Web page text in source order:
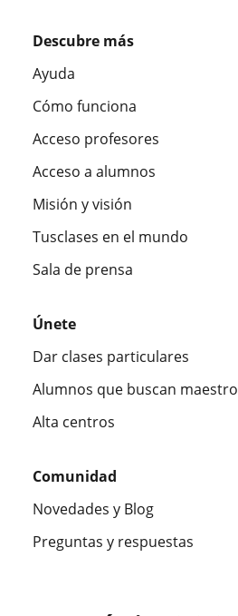
Descubre más
Ayuda
Cómo funciona
Acceso profesores
Acceso a alumnos
Misión y visión
Tusclases en el mundo
Sala de prensa
Únete
Dar clases particulares
Alumnos que buscan maestro
Alta centros
Comunidad
Novedades y Blog
Preguntas y respuestas